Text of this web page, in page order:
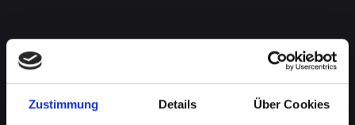
Zustimmung Details Über Cookies